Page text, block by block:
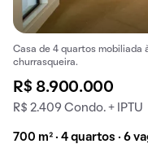
Casa de 4 quartos mobiliada
churrasqueira.
R$ 8.900.000
R$ 2.409 Condo. + IPTU
700 m² · 4 quartos · 6